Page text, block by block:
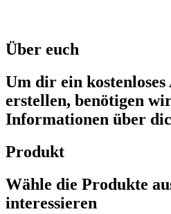
Über euch
Um dir ein kostenloses
erstellen, benötigen
Informationen über
Produkt
Wähle die Produkte
interessieren